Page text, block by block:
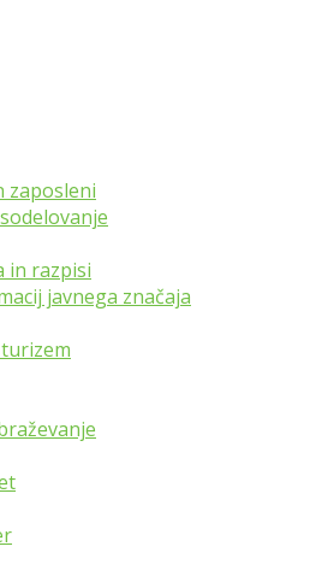
zaposleni
in razpisi
javnega značaja